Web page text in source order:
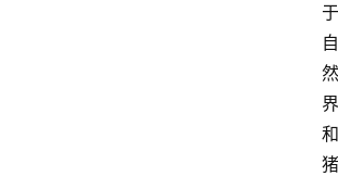
于
自
然
界
和
猪